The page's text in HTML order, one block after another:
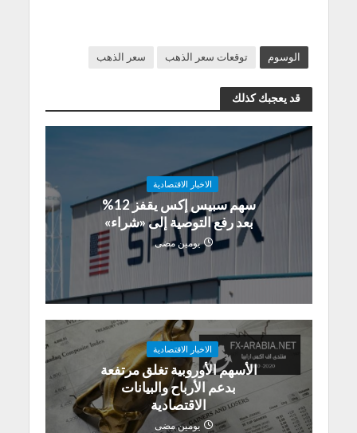
الوسوم توقعات سعر الذهب سعر الذهب
قد يعجبك كذلك
الاخبار الاقتصادية
سهم سبيس إكس يقفز 12%
بعد رفع التوصية إلى «شراء»
يومين مضى
الاخبار الاقتصادية
الأسهم الأوروبية تغلق مرتفعة
بدعم الأرباح والبيانات
الاقتصادية
يومين مضى